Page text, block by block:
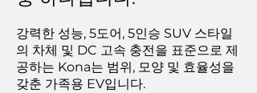
강력한 성능, 5도어, 5인승 SUV 스타일
의 차체 및 DC 고속 충전을 표준으로 제
공하는 Kona는 범위, 모양 및 효율성을
갖춘 가족용 EV입니다.